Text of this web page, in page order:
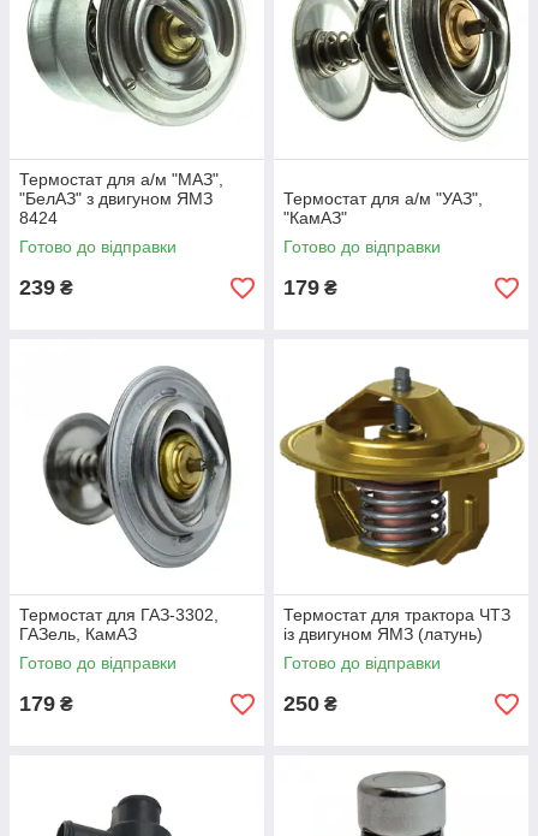
Термостат для а/м "МАЗ",
"БелАЗ" з двигуном ЯМЗ
8424
Готово до відправки
239 ₴
Термостат для а/м "УАЗ",
"КамАЗ"
Готово до відправки
179 ₴
Термостат для ГАЗ-3302,
ГАЗель, КамАЗ
Готово до відправки
179 ₴
Термостат для трактора ЧТЗ
із двигуном ЯМЗ (латунь)
Готово до відправки
250 ₴